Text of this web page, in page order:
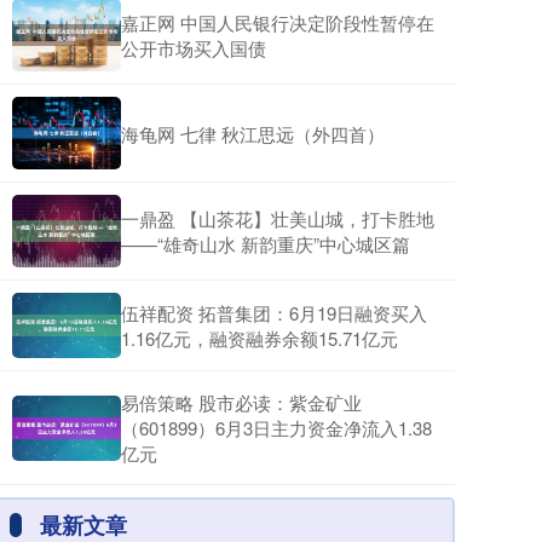
嘉正网 中国人民银行决定阶段性暂停在
公开市场买入国债
海龟网 七律 秋江思远（外四首）
一鼎盈 【山茶花】壮美山城，打卡胜地
——“雄奇山水 新韵重庆”中心城区篇
伍祥配资 拓普集团：6月19日融资买入
1.16亿元，融资融券余额15.71亿元
易倍策略 股市必读：紫金矿业
（601899）6月3日主力资金净流入1.38
亿元
最新文章